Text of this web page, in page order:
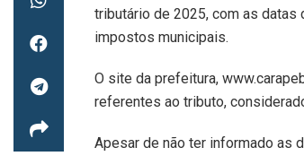
tributário de 2025, com as datas
impostos municipais.
O site da prefeitura,
referentes ao tributo,
Apesar de não ter informado as